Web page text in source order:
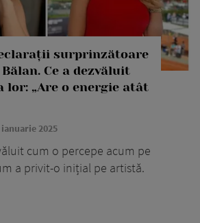
surprinzătoare
Ce a dezvăluit
lor: „Are o energie atât
ianuarie 2025
cum o percepe acum pe
a privit-o inițial pe artistă.